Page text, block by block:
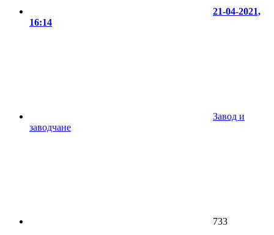
21-04-2021,
16:14
Завод и
заводчане
733